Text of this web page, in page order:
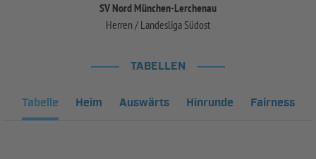
SV Nord München-Lerchenau
Herren / Landesliga Südost
TABELLEN
Tabelle Heim Auswärts Hinrunde Fairness